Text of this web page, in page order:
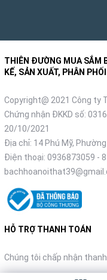
THIÊN ĐƯỜNG MUA SẮM
KẾ, SẢN XUẤT, PHÂN
Copyright@ 2021 Công ty
Chứng nhận ĐKKD số:
20/10/2021
Địa chỉ: 14 Phú Mỹ,
Điện thoại: 0936873059 -
HỖ TRỢ THANH TOÁN
Chúng tôi chấp nhận